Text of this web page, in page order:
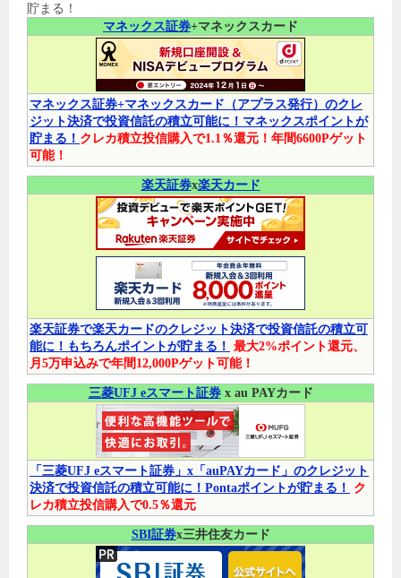
貯まる！
マネックス証券+マネックスカード
マネックス証券+マネックスカード（アプラス発行）のクレ
ジット決済で投資信託の積立可能に！マネックスポイントが
貯まる！ クレカ積立投信購入で1.1％還元！年間6600Pゲット
可能！
楽天証券x楽天カード
楽天証券で楽天カードのクレジット決済で投資信託の積立可
能に！もちろんポイントが貯まる！ 最大2%ポイント還元、
月5万申込みで年間12,000Pゲット可能！
三菱UFJ eスマート証券x au PAYカード
「三菱UFJ eスマート証券」x「auPAYカード」のクレジット
決済で投資信託の積立可能に！Pontaポイントが貯まる！
ク
レカ積立投信購入で0.5％還元
SBI証券x三井住友カード